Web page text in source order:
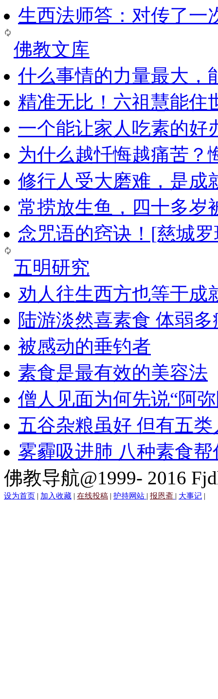
生西法师答：对传了一
佛教文库
什么事情的力量最大，
精准无比！六祖慧能住
一个能让家人吃素的好
为什么越忏悔越痛苦？
修行人受大磨难，是成
常捞放生鱼，四十多岁
念咒语的窍诀！[慈城
五明研究
劝人往生西方也等于成
陆游淡然喜素食 体弱
被感动的垂钓者
素食是最有效的美容法
僧人见面为何先说“阿
五谷杂粮虽好 但有五
雾霾吸进肺 八种素食帮
佛教导航@1999- 2016
设为首页 | 加入收藏 | 在线投稿 | 护持网站 | 报恩斋 | 大事记 |